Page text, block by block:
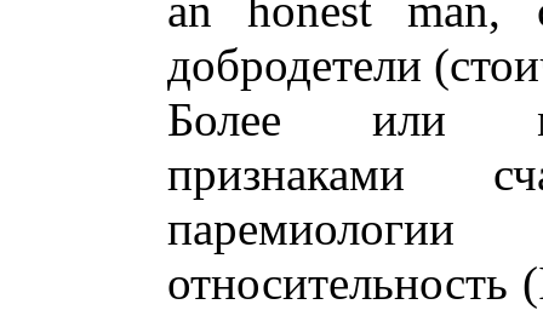
добродетели
Более или
признаками
относительность